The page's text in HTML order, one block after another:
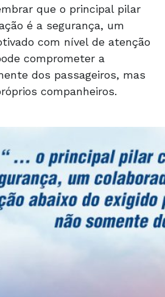
que o principal pilar
é a segurança, um
com nível de atenção
comprometer a
dos passageiros, mas
companheiros.